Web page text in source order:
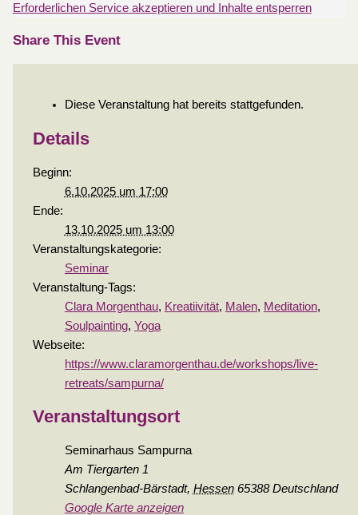
Erforderlichen Service akzeptieren und Inhalte entsperren
Share This Event
Diese Veranstaltung hat bereits stattgefunden.
Details
Beginn:
6.10.2025 um 17:00
Ende:
13.10.2025 um 13:00
Veranstaltungskategorie:
Seminar
Veranstaltung-Tags:
Clara Morgenthau, Kreatiivität, Malen, Meditation,
Soulpainting, Yoga
Webseite:
https://www.claramorgenthau.de/workshops/live-
retreats/sampurna/
Veranstaltungsort
Seminarhaus Sampurna
Am Tiergarten 1
Schlangenbad-Bärstadt, Hessen 65388 Deutschland
Google Karte anzeigen